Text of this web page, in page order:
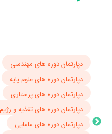
دپارتمان دوره های مهندسی
دپارتمان دوره های علوم پایه
دپارتمان دوره های پرستاری
دپارتمان دوره های تغذیه و رژیم درمانی
دپارتمان دوره های مامایی